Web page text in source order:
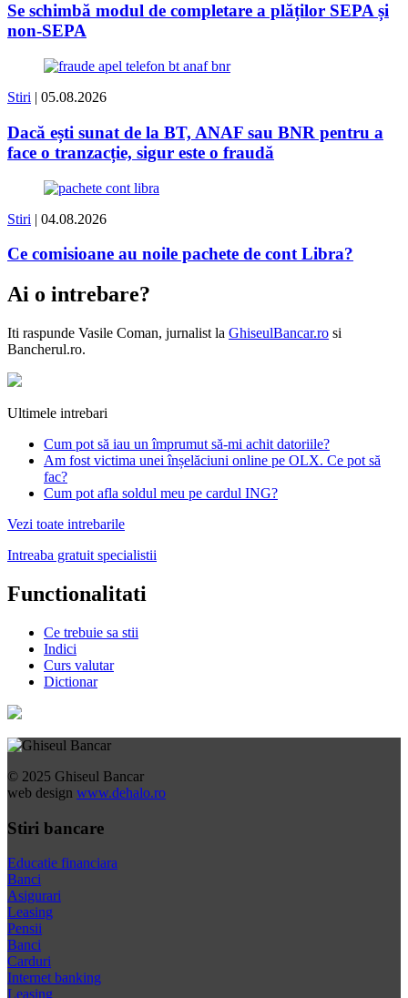
Se schimbă modul de completare a plăților SEPA și
non-SEPA
Stiri | 05.08.2026
Dacă ești sunat de la BT, ANAF sau BNR pentru a
face o tranzacție, sigur este o fraudă
Stiri | 04.08.2026
Ce comisioane au noile pachete de cont Libra?
Ai o intrebare?
Iti raspunde Vasile Coman, jurnalist la GhiseulBancar.ro si
Bancherul.ro.
Ultimele intrebari
Cum pot să iau un împrumut să-mi achit datoriile?
Am fost victima unei înșelăciuni online pe OLX. Ce pot să
fac?
Cum pot afla soldul meu pe cardul ING?
Vezi toate intrebarile
Intreaba gratuit specialistii
Functionalitati
Ce trebuie sa stii
Indici
Curs valutar
Dictionar
© 2025 Ghiseul Bancar
web design www.dehalo.ro
Stiri bancare
Educatie financiara
Banci
Asigurari
Leasing
Pensii
Banci
Carduri
Internet banking
Leasing